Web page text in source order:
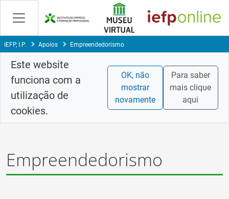
Skip
Content
IEFP, I.P. Apoios Empreendedorismo
Este website
funciona com a
utilização de
cookies.
OK, não
mostrar
novamente
Para saber
mais clique
aqui
Empreendedorismo